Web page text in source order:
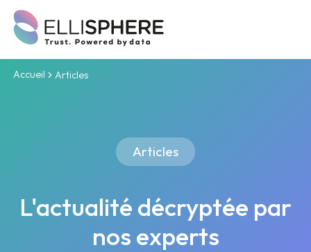
Accueil Articles
Articles
L'actualité décryptée par
nos experts